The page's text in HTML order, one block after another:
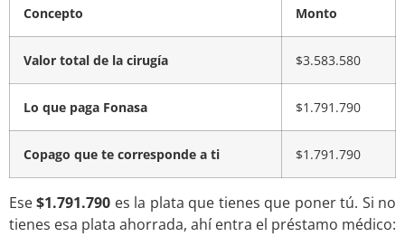
Concepto Monto
Valor total de la cirugía $3.583.580
Lo que paga Fonasa $1.791.790
Copago que te corresponde a ti $1.791.790
Ese$1.791.790 es la plata que tienes que poner tú. Si no
tienes esa plata ahorrada, ahí entra el préstamo médico: